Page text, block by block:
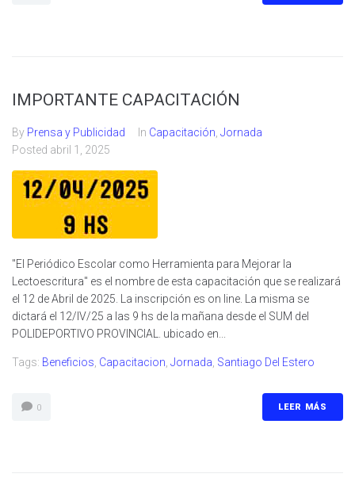
IMPORTANTE CAPACITACIÓN
By Prensa y Publicidad In Capacitación Jornada
Posted abril 1, 2025
"El Periódico Escolar como Herramienta para Mejorar la
Lectoescritura" es el nombre de esta capacitación que se realizará
el 12 de Abril de 2025. La inscripción es on line. La misma se
dictará el 12/IV/25 a las 9 hs de la mañana desde el SUM del
POLIDEPORTIVO PROVINCIAL. ubicado en...
Tags: Beneficios Capacitacion Jornada Santiago Del Estero
0 LEER MÁS